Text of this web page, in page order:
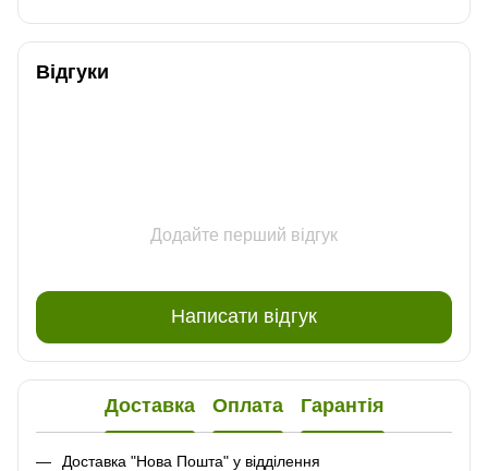
Відгуки
Додайте перший відгук
Написати відгук
Доставка Оплата Гарантія
Доставка "Нова Пошта" у відділення